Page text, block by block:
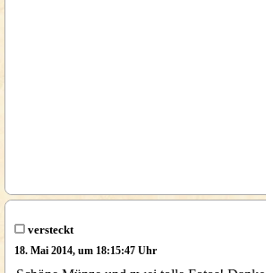
versteckt
18. Mai 2014, um 18:15:47 Uhr